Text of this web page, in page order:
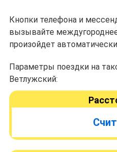
Кнопки телефона и
вызывайте
произойдет
Параметры поездки на
Ветлужский: